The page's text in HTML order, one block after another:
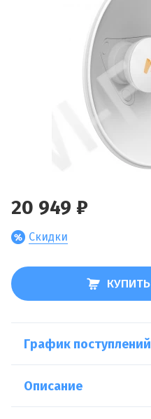
20 949 ₽
Скидки
КУПИТЬ
График поступлений
Описание